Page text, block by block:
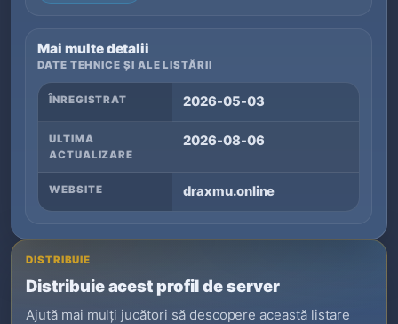
Mai multe detalii
DATE TEHNICE ȘI ALE LISTĂRII
ÎNREGISTRAT 2026-05-03
ULTIMA
ACTUALIZARE
2026-08-06
WEBSITE draxmu.online
DISTRIBUIE
Distribuie acest profil de server
Ajută mai mulți jucători să descopere această listare